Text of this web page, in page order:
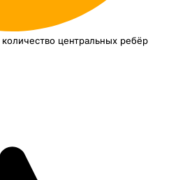
количество центральных ребёр